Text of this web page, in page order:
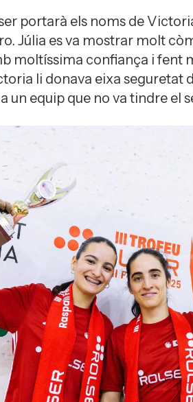
portarà els noms de
Júlia es va mostrar molt
moltíssima confiança i fent
li donava eixa seguretat
un equip que no va tindre el